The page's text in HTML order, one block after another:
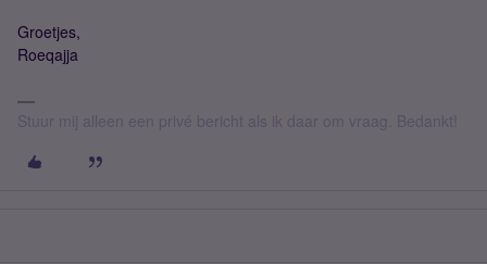
Groetjes,
Roeqajja
Stuur mij alleen een privé bericht als ik daar om vraag. Bedankt!